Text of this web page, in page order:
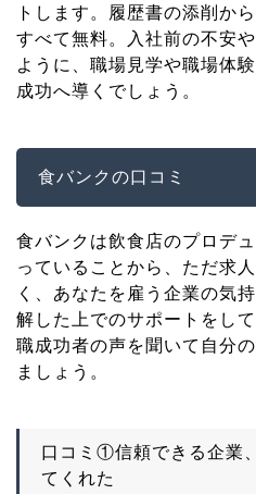
トします。履歴書の添削か
すべて無料。入社前の不安
ように、職場見学や職場体
成功へ導くでしょう。
食バンクの口コミ
食バンクは飲食店のプロデ
っていることから、ただ求
く、あなたを雇う企業の気
解した上でのサポートをし
職成功者の声を聞いて自分
ましょう。
口コミ①信頼できる企業
てくれた